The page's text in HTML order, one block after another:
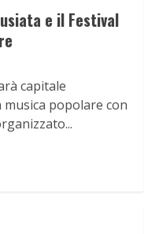
e il Festival
capitale
popolare con